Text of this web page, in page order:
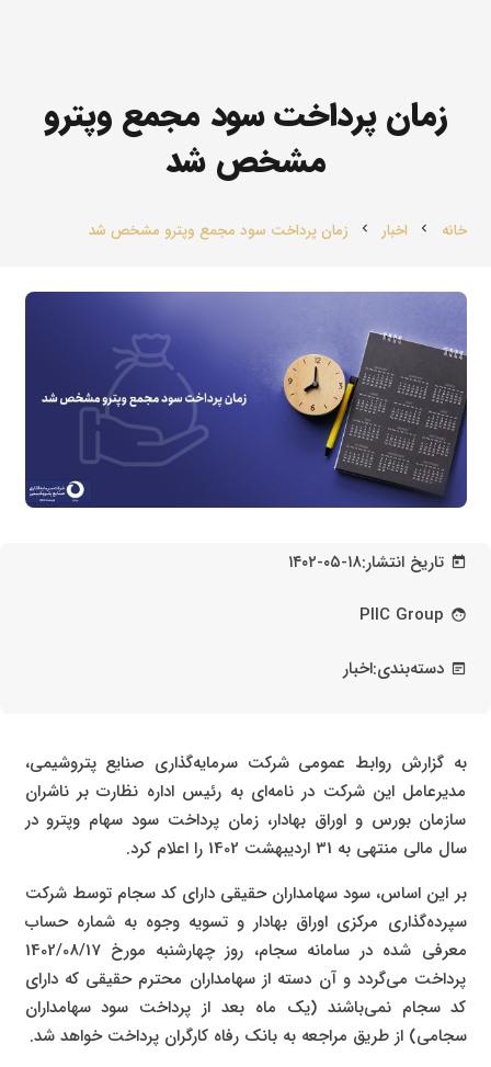
زمان پرداخت سود مجمع وپترو
مشخص شد
خانه chevron_left اخبار chevron_left زمان پرداخت سود مجمع وپترو مشخص شد
today تاریخ انتشار:۱۴۰۲-۰۵-۱۸
face
PIIC Group
wysiwyg دسته‌بندی:اخبار
به گزارش روابط عمومی شرکت سرمایه‌گذاری صنایع پتروشیمی،
مدیرعامل این شرکت در نامه‌ای به رئیس اداره نظارت بر ناشران
سازمان بورس و اوراق بهادار، زمان پرداخت سود سهام وپترو در
سال مالی منتهی به 31 اردیبهشت 1402 را اعلام کرد.
بر این اساس، سود سهامداران حقیقی دارای کد سجام توسط شرکت
سپرده‌گذاری مرکزی اوراق بهادار و تسویه وجوه به شماره حساب
معرفی شده در سامانه سجام، روز چهارشنبه مورخ 1402/08/17
پرداخت می‌گردد و آن دسته از سهامداران محترم حقیقی که دارای
کد سجام نمی‌باشند (یک ماه بعد از پرداخت سود سهامداران
سجامی) از طریق مراجعه به بانک رفاه کارگران پرداخت خواهد شد.